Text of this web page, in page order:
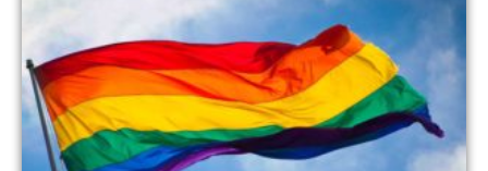
quando foi surpreendida por um grupo de
homens que a chamava […]